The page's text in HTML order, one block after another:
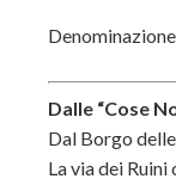
Dalle “Cose
Dal Borgo
La via dei